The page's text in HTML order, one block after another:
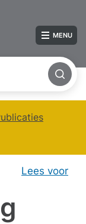
MENU
Lees voor